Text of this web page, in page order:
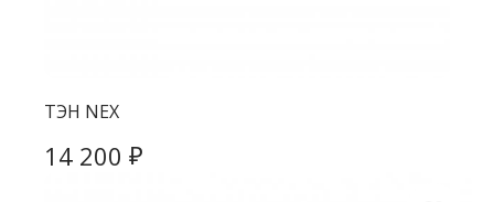
ТЭН NEX
14 200 ₽